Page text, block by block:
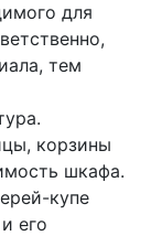
для
тем
корзины
шкафа.
купе
его